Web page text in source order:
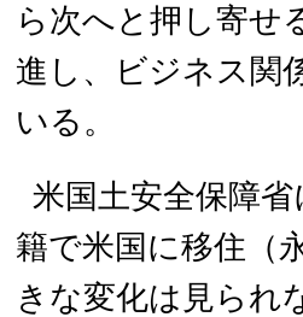
ら次へと押し寄せ
進し、ビジネス関
いる。
米国土安全保障
籍で米国に移住（
きな変化は見られ